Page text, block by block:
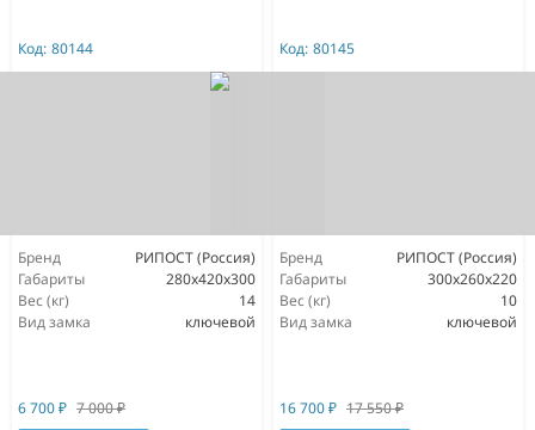
Код: 80144
Бренд
РИПОСТ (Россия)
Габариты
280x420x300
Вес (кг)
14
Вид замка
ключевой
6 700₽ 7 000₽
Код: 80145
Бренд
РИПОСТ (Россия)
Габариты
300x260x220
Вес (кг)
10
Вид замка
ключевой
16 700₽ 17 550₽